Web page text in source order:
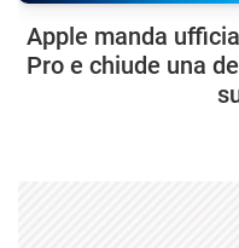
Apple manda
Pro e chiude una